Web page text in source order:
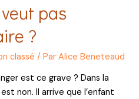
pas
?
classé / ParAlice Beneteaud
est ce grave ? Dans la
non. Il arrive que l’enfant